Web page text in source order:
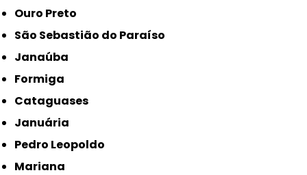
Ouro Preto
São Sebastião do Paraíso
Janaúba
Formiga
Cataguases
Januária
Pedro Leopoldo
Mariana